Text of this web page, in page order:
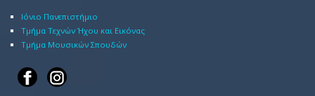
Ιόνιο Πανεπιστήμιο
Τμήμα Τεχνών Ήχου και Εικόνας
Τμήμα Μουσικών Σπουδών